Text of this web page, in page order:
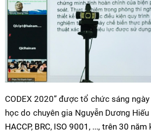
CODEX 2020”được tổ chức sáng
học do chuyên gia Nguyễn Dương Hiếu
HACCP, BRC, ISO 9001, ..., trên 30